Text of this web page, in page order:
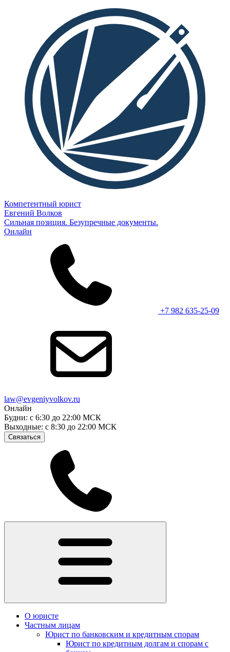
Компетентный юрист
Евгений Волков
Сильная позиция. Безупречные документы.
Онлайн
+7 982 635-25-09
law@evgeniyvolkov.ru
Онлайн
Будни: с 6:30 до 22:00 МСК
Выходные: с 8:30 до 22:00 МСК
Связаться
О юристе
Частным лицам
Юрист по банковским и кредитным спорам
Юрист по кредитным долгам и спорам с